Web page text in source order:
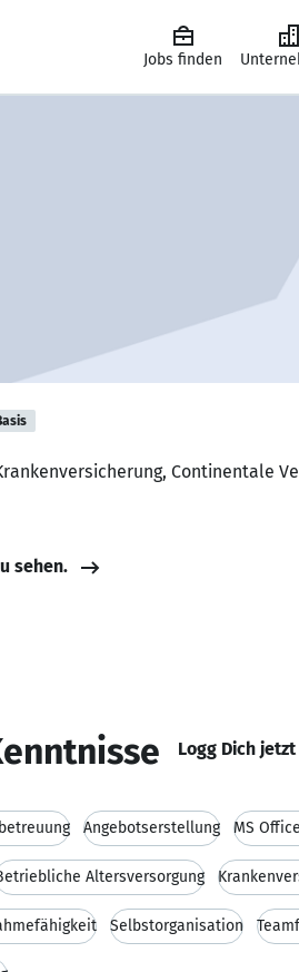
Jobs finden
Continentale
sehen.
Logg Dich
Angebotserstellung MS
Altersversorgung
Selbstorganisation